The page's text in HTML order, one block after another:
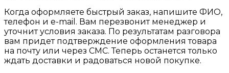
Когда оформляете быстрый заказ, напишите ФИО,
телефон и e-mail. Вам перезвонит менеджер и
уточнит условия заказа. По результатам разговора
вам придет подтверждение оформления товара
на почту или через СМС. Теперь останется только
ждать доставки и радоваться новой покупке.